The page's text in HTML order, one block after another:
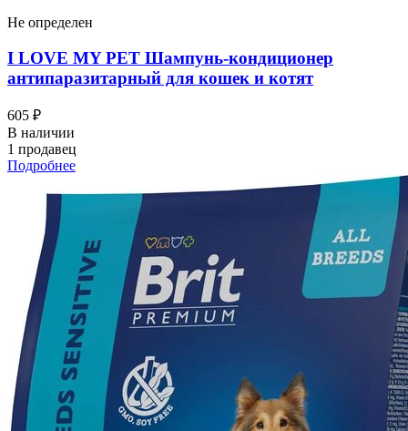
Не определен
I LOVЕ MY PET Шампунь-кондиционер
антипаразитарный для кошек и котят
605 ₽
В наличии
1 продавец
Подробнее